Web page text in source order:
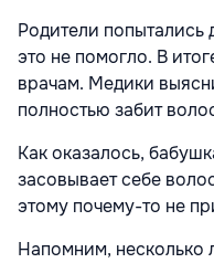
Родители попытались
это не помогло. В
врачам. Медики
полностью забит
Как оказалось,
засовывает себе
этому почему-то не
Напомним, несколько